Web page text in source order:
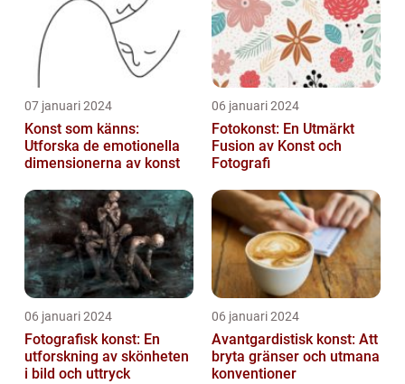
07 januari 2024
Konst som känns:
Utforska de emotionella
dimensionerna av konst
06 januari 2024
Fotokonst: En Utmärkt
Fusion av Konst och
Fotografi
06 januari 2024
Fotografisk konst: En
utforskning av skönheten
i bild och uttryck
06 januari 2024
Avantgardistisk konst: Att
bryta gränser och utmana
konventioner